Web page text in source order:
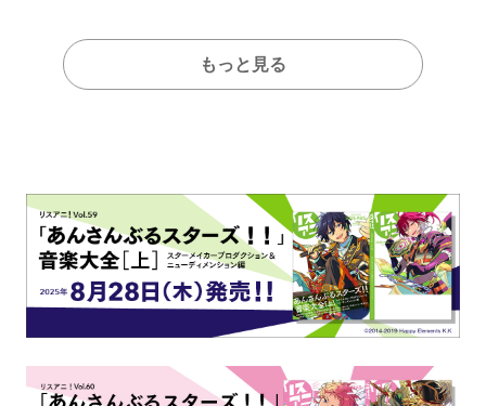
もっと見る